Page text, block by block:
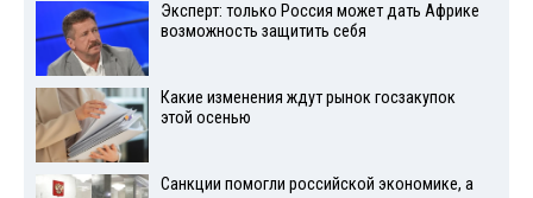
Эксперт: только Россия может дать Африке
возможность защитить себя
Какие изменения ждут рынок госзакупок
этой осенью
Санкции помогли российской экономике, а